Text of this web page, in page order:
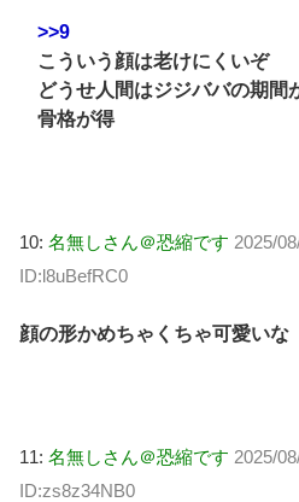
>>9
こういう顔は老けにくいぞ
どうせ人間はジジババの期間
骨格が得
10: 名無しさん＠恐縮です 2025/
ID:l8uBefRC0
顔の形かめちゃくちゃ可愛いな
11: 名無しさん＠恐縮です 2025/
ID:zs8z34NB0